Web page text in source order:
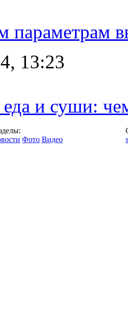
параметрам
13:23
и суши:
Фото Видео